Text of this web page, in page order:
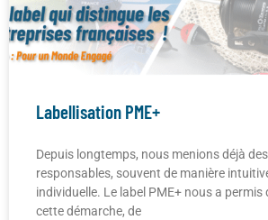
Labellisation PME+
Depuis longtemps, nous menions déjà
responsables, souvent de manière
individuelle. Le label PME+ nous a
cette démarche, de